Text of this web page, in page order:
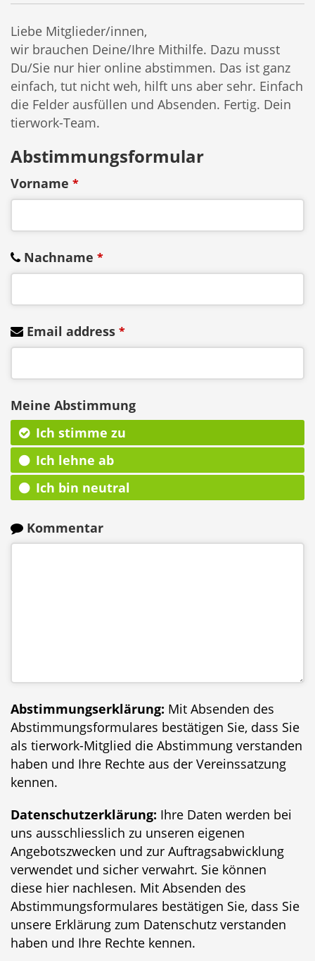
Liebe Mitglieder/innen,
wir brauchen Deine/Ihre Mithilfe. Dazu musst
Du/Sie nur hier online abstimmen. Das ist ganz
einfach, tut nicht weh, hilft uns aber sehr. Einfach
die Felder ausfüllen und Absenden. Fertig. Dein
tierwork-Team.
Abstimmungsformular
Vorname *
Nachname *
Email address *
Meine Abstimmung
Ich stimme zu
Ich lehne ab
Ich bin neutral
Kommentar
Abstimmungserklärung: Mit Absenden des
Abstimmungsformulares bestätigen Sie, dass Sie
als tierwork-Mitglied die Abstimmung verstanden
haben und Ihre Rechte aus der Vereinssatzung
kennen.
Datenschutzerklärung: Ihre Daten werden bei
uns ausschliesslich zu unseren eigenen
Angebotszwecken und zur Auftragsabwicklung
verwendet und sicher verwahrt. Sie können
diese hier nachlesen. Mit Absenden des
Abstimmungsformulares bestätigen Sie, dass Sie
unsere Erklärung zum Datenschutz verstanden
haben und Ihre Rechte kennen.